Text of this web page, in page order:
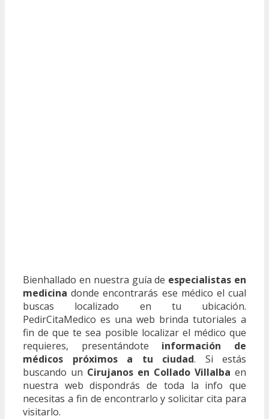
Bienhallado en nuestra guía de especialistas en
medicina donde encontrarás ese médico el cual
buscas localizado en tu ubicación.
PedirCitaMedico es una web brinda tutoriales a
fin de que te sea posible localizar el médico que
requieres, presentándote información de
médicos próximos a tu ciudad. Si estás
buscando un Cirujanos en Collado Villalba en
nuestra web dispondrás de toda la info que
necesitas a fin de encontrarlo y solicitar cita para
visitarlo.